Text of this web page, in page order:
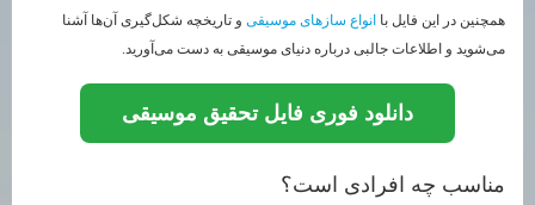
همچنین در این فایل با انواع سازهای موسیقی و تاریخچه شکل‌گیری آن‌ها آشنا
می‌شوید و اطلاعات جالبی درباره دنیای موسیقی به دست می‌آورید.
دانلود فوری فایل تحقیق موسیقی
مناسب چه افرادی است؟